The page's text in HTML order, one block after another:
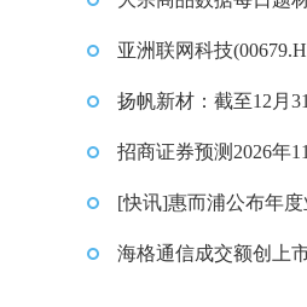
亚洲联网科技
表内容摘要 新资讯
扬帆新材：截至12月
期减少1.69%-前沿热点
招商证券预测2026年
平
[快讯]惠而浦公布年
海格通信成交额创上